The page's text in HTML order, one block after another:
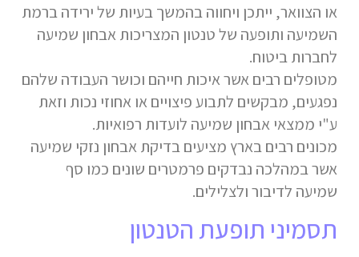
או הצוואר, ייתכן ויחווה בהמשך בעיות של ירידה ברמת
השמיעה ותופעה של טנטון המצריכות אבחון שמיעה
לחברות ביטוח.
מטופלים רבים אשר איכות חייהם וכושר העבודה שלהם
נפגעים, מבקשים לתבוע פיצויים או אחוזי נכות וזאת
ע"י ממצאי אבחון שמיעה לועדות רפואיות.
מכונים רבים בארץ מציעים בדיקת אבחון נזקי שמיעה
אשר במהלכה נבדקים פרמטרים שונים כמו סף
שמיעה לדיבור ולצלילים.
תסמיני תופעת הטנטון